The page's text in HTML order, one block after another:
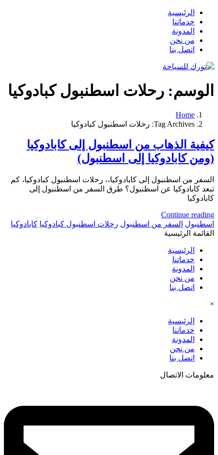
الرئيسية
خدماتنا
المدونة
من نحن
اتصل بنا
الوسم: رحلات اسطنبول كبادوكيا
Home
Tag Archives: رحلات اسطنبول كبادوكيا
كيفية الذهاب من اسطنبول إلى كابادوكيا
(ومن كابادوكيا إلى اسطنبول)
السفر من اسطنبول إلى كابادوكيا،، رحلات اسطنبول كبادوكيا، كم
تبعد كابادوكيا عن اسطنبول؟ طرق السفر من اسطنبول إلى
كابادوكيا
Continue reading
اسطنبول السفر من اسطنبول رحلات اسطنبول كبادوكيا كابادوكيا
القائمة الرئيسية
الرئيسية
خدماتنا
المدونة
من نحن
اتصل بنا
×
الرئيسية
خدماتنا
المدونة
من نحن
اتصل بنا
معلومات الاتصال